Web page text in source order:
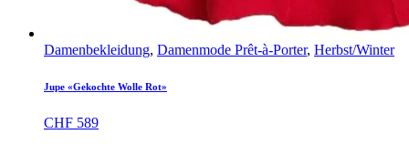
Damenbekleidung, Damenmode Prêt-à-Porter, Herbst/Winter
Jupe «Gekochte Wolle Rot»
CHF 589